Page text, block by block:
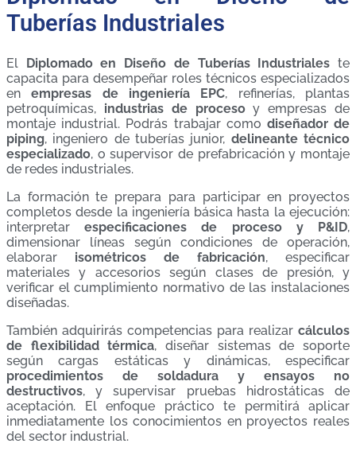
Tuberías Industriales
El Diplomado en Diseño de Tuberías Industriales te
capacita para desempeñar roles técnicos especializados
enempresas de ingeniería EPC, refinerías, plantas
petroquímicas, industrias de procesoy empresas de
montaje industrial. Podrás trabajar como diseñador de
piping, ingeniero de tuberías junior, delineante técnico
especializado, o supervisor de prefabricación y montaje
de redes industriales.
La formación te prepara para participar en proyectos
completos desde la ingeniería básica hasta la ejecución:
interpretarespecificaciones de proceso y P&ID,
dimensionar líneas según condiciones de operación,
elaborar isométricos de fabricación, especificar
materiales y accesorios según clases de presión, y
verificar el cumplimiento normativo de las instalaciones
diseñadas.
También adquirirás competencias para realizar cálculos
de flexibilidad térmica, diseñar sistemas de soporte
según cargas estáticas y dinámicas, especificar
procedimientos de soldadura y ensayos no
destructivos, y supervisar pruebas hidrostáticas de
aceptación. El enfoque práctico te permitirá aplicar
inmediatamente los conocimientos en proyectos reales
del sector industrial.